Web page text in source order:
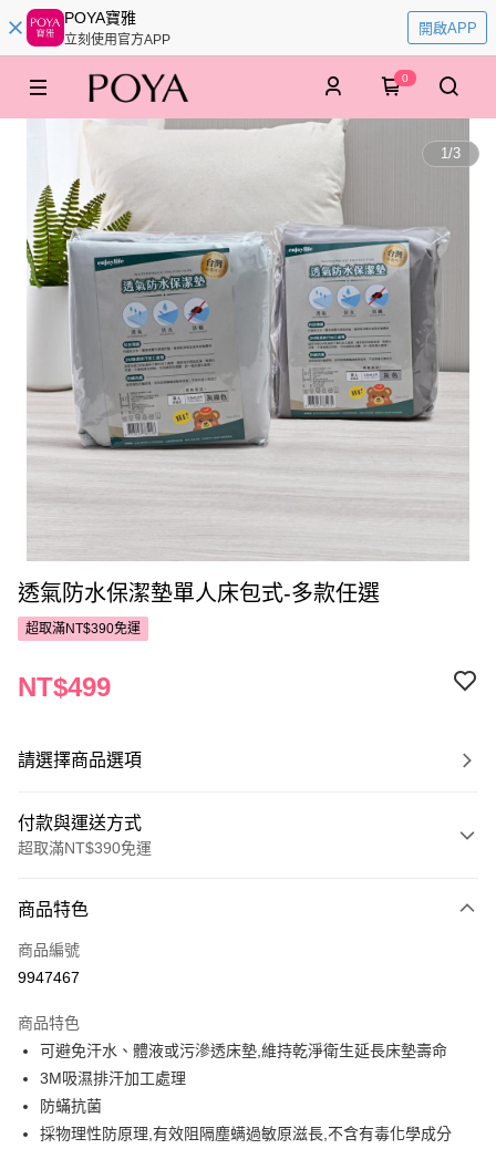
POYA寶雅
立刻使用官方APP
開啟APP
0
1/3
透氣防水保潔墊單人床包式-多款任選
超取滿NT$390免運
NT$499
請選擇商品選項
付款與運送方式
超取滿NT$390免運
POYA支付
信用卡一次付款
LINE Pay
Apple Pay
街口支付
商品特色
商品編號
9947467
商品特色
可避免汗水、體液或污滲透床墊,維持乾淨衛生延長床墊壽命
3M吸濕排汗加工處理
防蟎抗菌
採物理性防原理,有效阻隔塵螨過敏原滋長,不含有毒化學成分